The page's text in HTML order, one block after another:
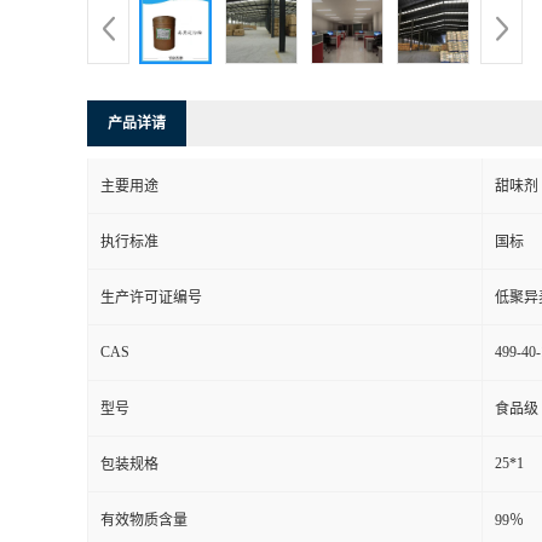
产品详请
主要用途 甜味剂
执行标准 国标
生产许可证编号 低聚异
CAS 499-40-
型号 食品级
包装规格 25*1
有效物质含量 99％